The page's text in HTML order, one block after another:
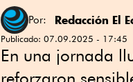
Por: Redacción El
Publicado: 07.09.2025 - 17:45
En una jornada